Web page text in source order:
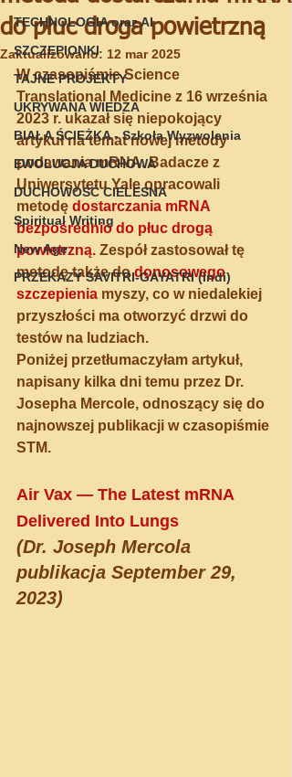
TECHNOLOGIA oraz AI
SZCZEPIONKI
TAJNE PROJEKTY
UKRYWANA WIEDZA
BIAŁA ŚCIEŻKA - Szkoła Wyzwolenia
EWOLUCJA DUCHOWA
DUCHOWOŚĆ CIELESNA
Spiritual Writing
New Age
PRZEKAZY SAVITRI-GAYATRI (Indi)
do płuc droga powietrzną
Zaktualizowano: 12 mar 2025
W czasopiśmie Science
Translational Medicine z 16 września
2023 r. ukazał się niepokojący
artykuł na temat nowej metody
podawania mRNA. Badacze z
Uniwersytetu Yale opracowali
metodę dostarczania mRNA
bezpośrednio do płuc drogą
powietrzną. Zespół zastosował tę
metodę także do donosowego
szczepienia myszy, co w niedalekiej
przyszłości ma otworzyć drzwi do
testów na ludziach.
Poniżej przetłumaczyłam artykuł,
napisany kilka dni temu przez Dr.
Josepha Mercole, odnoszący się do
najnowszej publikacji w czasopiśmie
STM.
Air Vax — The Latest mRNA
Delivered Into Lungs
(Dr. Joseph Mercola
publikacja September 29,
2023)